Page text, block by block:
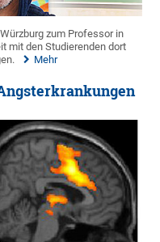
zum Professor in
mit den Studierenden dort
Mehr